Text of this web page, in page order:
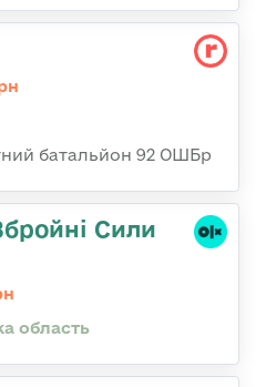
батальйон 92 ОШБр
Сили
область